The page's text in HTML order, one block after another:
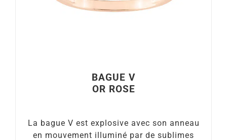
BAGUE V
OR ROSE
La bague V est explosive avec son anneau
en mouvement illuminé par de sublimes